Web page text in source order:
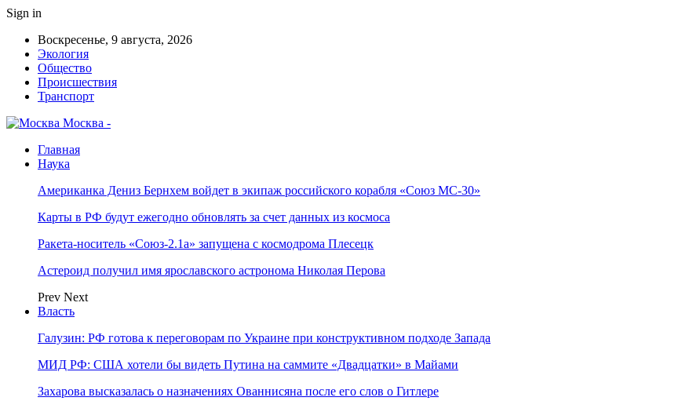
Sign in
Воскресенье, 9 августа, 2026
Экология
Общество
Происшествия
Транспорт
Москва -
Главная
Наука
Американка Дениз Бернхем войдет в экипаж российского корабля «Союз МС-30»
Карты в РФ будут ежегодно обновлять за счет данных из космоса
Ракета-носитель «Союз-2.1а» запущена с космодрома Плесецк
Астероид получил имя ярославского астронома Николая Перова
Prev Next
Власть
Галузин: РФ готова к переговорам по Украине при конструктивном подходе Запада
МИД РФ: США хотели бы видеть Путина на саммите «Двадцатки» в Майами
Захарова высказалась о назначениях Ованнисяна после его слов о Гитлере